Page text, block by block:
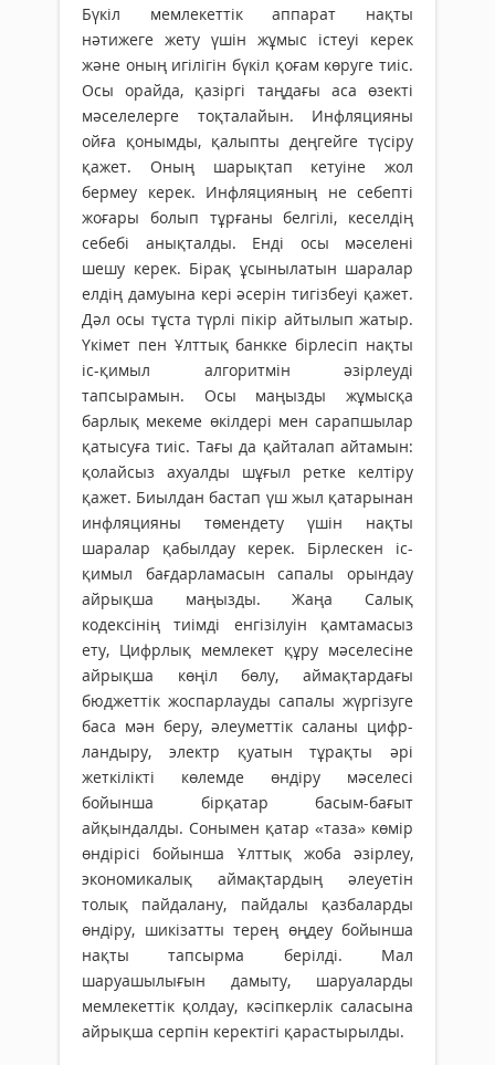
Бүкіл мемлекеттік аппарат нақты
нәтижеге жету үшін жұмыс істеуі керек
және оның игілігін бүкіл қоғам көруге тиіс.
Осы орайда, қазіргі таңдағы аса өзекті
мәселелерге тоқталайын. Инфляцияны
ойға қонымды, қалыпты деңгейге түсіру
қажет. Оның шарықтап кетуіне жол
бермеу керек. Инфляцияның не себепті
жо­ғары болып тұрғаны белгілі, кеселдің
себебі анықталды. Енді осы мәселені
шешу керек. Бірақ ұсынылатын шаралар
елдің дамуына кері әсерін тигізбеуі қажет.
Дәл осы тұста түрлі пікір айтылып жатыр.
Үкімет пен Ұлттық банкке бірлесіп нақты
іс-қимыл алгоритмін әзірлеуді
тапсырамын. Осы маңызды жұмысқа
барлық мекеме өкілдері мен сарапшылар
қатысуға тиіс. Тағы да қайталап айтамын:
қолайсыз ахуалды шұғыл ретке келтіру
қажет. Биылдан бастап үш жыл қатарынан
инфляцияны төмендету үшін нақты
шаралар қабылдау керек. Бірлескен іс-
қимыл бағдарламасын сапалы орындау
айрықша маңызды. Жаңа Салық
кодексінің тиімді енгізілуін қамтамасыз
ету, Цифрлық мемлекет құру мәселесіне
айрықша көңіл бөлу, аймақтардағы
бюджеттік жоспарлауды сапалы жүргізуге
баса мән беру, әлеуметтік саланы цифр­
ландыру, электр қуатын тұрақты әрі
жеткілікті көлемде өндіру мәселесі
бойынша бірқатар басым-бағыт
айқындалды. Сонымен қатар «таза» көмір
өндірісі бойын­ша Ұлттық жоба әзірлеу,
экономикалық аймақтардың әлеуетін
толық пайдалану, пайдалы қазбаларды
өндіру, шикізатты терең өңдеу бойынша
нақты тапсырма берілді. Мал
шаруашылығын дамыту, шаруа­ларды
мемлекеттік қолдау, кәсіпкерлік саласына
айрықша серпін керектігі қарастырылды.